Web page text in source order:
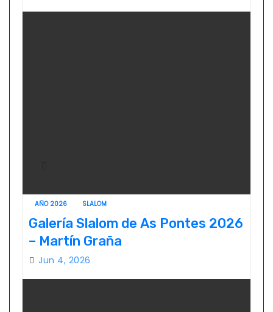
AÑO 2026 SLALOM
Galería Slalom de As Pontes 2026
– Martín Graña
Jun 4, 2026